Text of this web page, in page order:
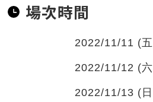
場次時間
2022/11/11 (
2022/11/12 (
2022/11/13 (